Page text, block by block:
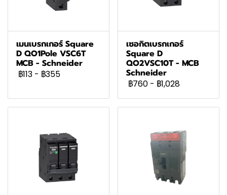
เมนเบรกเกอร์ Square
D QO1Pole VSC6T
MCB - Schneider
฿113 - ฿355
เซอกิตเบรกเกอร์
Square D
QO2VSC10T - MCB
Schneider
฿760 - ฿1,028